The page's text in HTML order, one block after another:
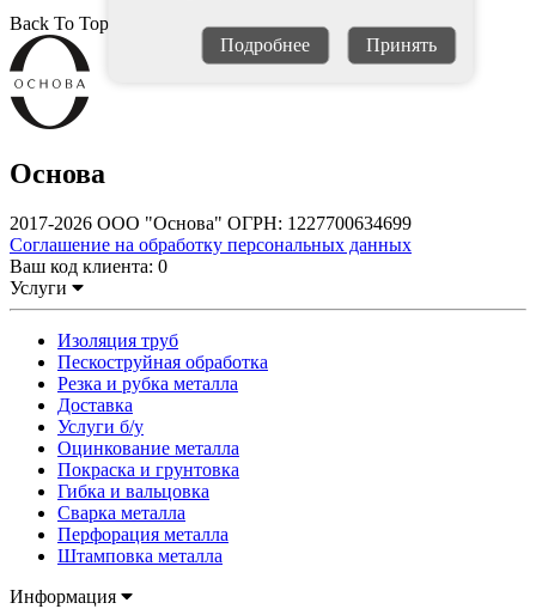
Back To Top
Основа
2017-2026 ООО "Основа" ОГРН: 1227700634699
Соглашение на обработку персональных данных
Ваш код клиента: 0
Услуги
Изоляция труб
Пескоструйная обработка
Резка и рубка металла
Доставка
Услуги б/у
Оцинкование металла
Покраска и грунтовка
Гибка и вальцовка
Сварка металла
Перфорация металла
Штамповка металла
Информация
Подробнее Принять